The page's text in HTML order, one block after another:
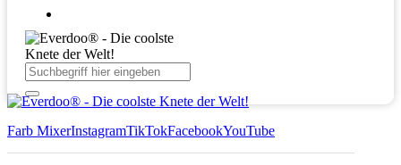
Farb MixerInstagramTikTokFacebookYouTube